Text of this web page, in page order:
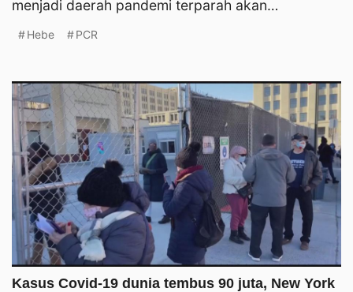
menjadi daerah pandemi terparah akan
Hebe PCR
Kasus Covid-19 dunia tembus 90 juta, New York